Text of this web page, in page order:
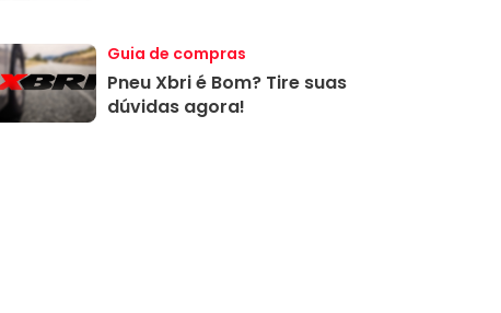
Guia de compras
Pneu Xbri é Bom? Tire suas
dúvidas agora!